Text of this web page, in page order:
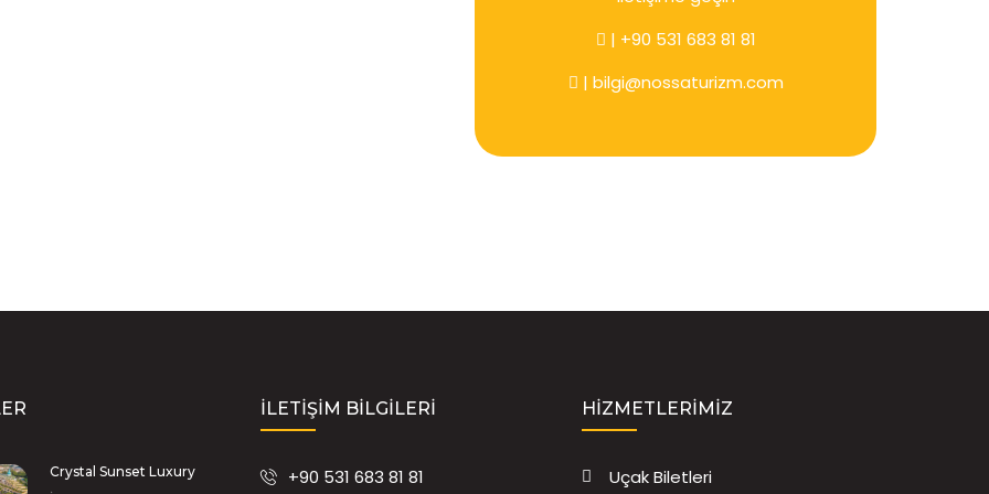
| +90 531 683 81 81
| bilgi@nossaturizm.com
Crystal Sunset Luxury
İLETIŞIM BILGILERI
+90 531 683 81 81
HIZMETLERIMIZ
Uçak Biletleri